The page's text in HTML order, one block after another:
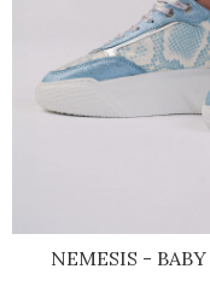
NEMESIS -